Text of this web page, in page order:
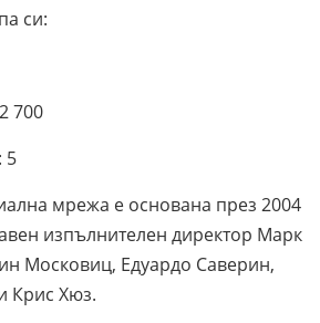
си:
700
5
мрежа е основана през 2004
изпълнителен директор Марк
Московиц, Едуардо Саверин,
Крис Хюз.